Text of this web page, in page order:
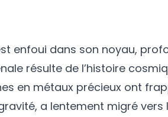
enfoui dans son noyau,
résulte de l’histoire
en métaux précieux ont
a lentement migré vers